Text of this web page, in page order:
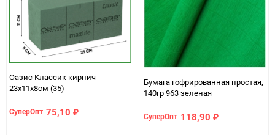
Оазис Классик кирпич
23х11х8см (35)
СуперОпт 75,10 ₽
Бумага гофрированная простая,
140гр 963 зеленая
СуперОпт 118,90 ₽